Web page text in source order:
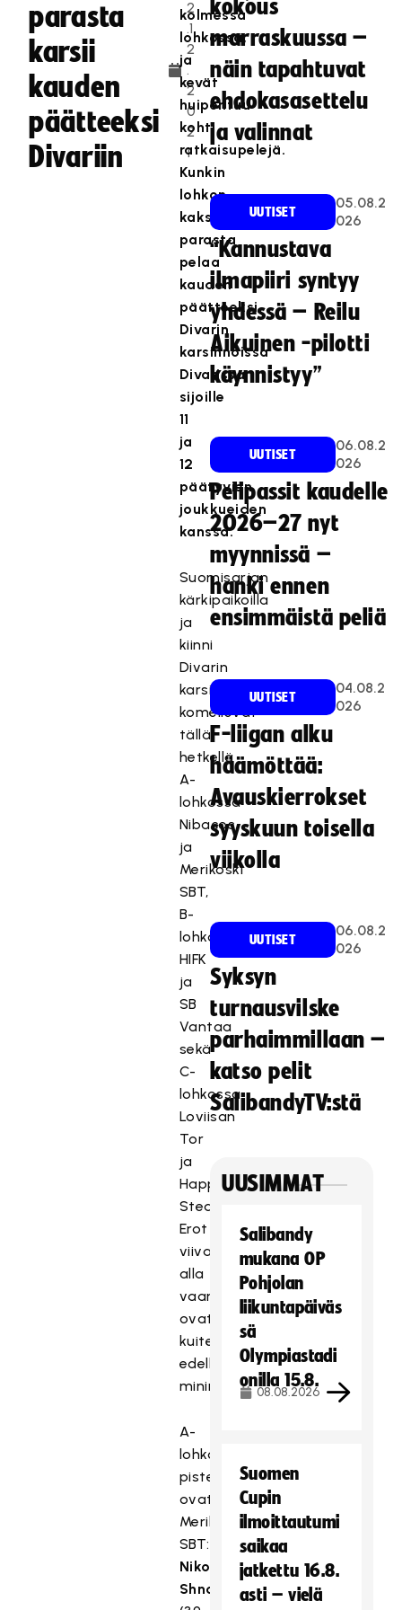
parasta
karsii
kauden
päätteeksi
Divariin
2
.1
2
.
2
0
2
1
kolmessa
lohkossa,
ja
kevät
huipentuu
kohti
ratkaisupelejä.
Kunkin
lohkon
kaksi
parasta
pelaa
kauden
päätteeksi
Divarin
karsinnoissa
Divarissa
sijoille
11
ja
12
päätyvien
joukkueiden
kanssa.
Suomisarjan
kärkipaikoilla
ja
kiinni
Divarin
karsinnassa
komeilevat
tällä
hetkellä
A-
lohkossa
Nibacos
ja
Merikoski
SBT,
B-
lohkossa
HIFK
ja
SB
Vantaa
sekä
C-
lohkossa
Loviisan
Tor
ja
Happee
Steamers.
Erot
viivan
alla
vaaniviin
ovat
kuitenkin
edelleen
minimaaliset.
A-
lohkon
pistepörssissä
ovat
Merikoski
SBT:n
Niko
Shnoro
kokous
marraskuussa –
näin tapahtuvat
ehdokasasettelu
ja valinnat
UUTISET
05.08.2
026
“Kannustava
ilmapiiri syntyy
yhdessä – Reilu
Aikuinen -pilotti
käynnistyy”
UUTISET
06.08.2
026
Pelipassit kaudelle
2026–27 nyt
myynnissä –
hanki ennen
ensimmäistä peliä
UUTISET
04.08.2
026
F-liigan alku
häämöttää:
Avauskierrokset
syyskuun toisella
viikolla
UUTISET
06.08.2
026
Syksyn
turnausvilske
parhaimmillaan –
katso pelit
SalibandyTV:stä
UUSIMMAT
Salibandy
mukana OP
Pohjolan
liikuntapäiväs
sä
Olympiastadi
onilla 15.8.
08.08.2026
Suomen
Cupin
ilmoittautumi
saikaa
jatkettu 16.8.
asti – vielä